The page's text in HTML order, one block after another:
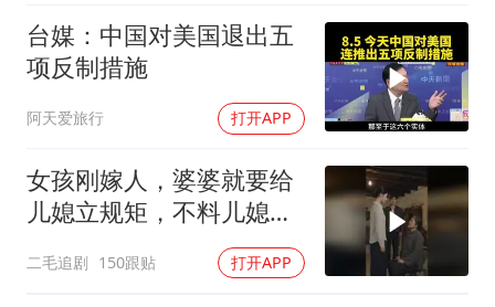
如何把百年大党建设得更加坚强有力？
台媒：中国对美国退出五
项反制措施
阿天爱旅行 打开APP
女孩刚嫁人，婆婆就要给
儿媳立规矩，不料儿媳不
二毛追剧 150跟贴 打开APP